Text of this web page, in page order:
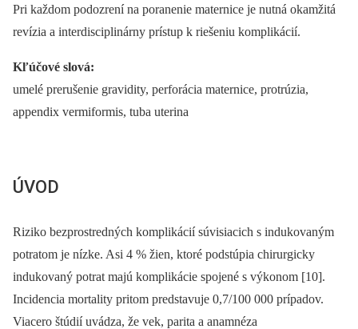
Pri každom podozrení na poranenie maternice je nutná okamžitá
revízia a interdisciplinárny prístup k riešeniu komplikácií.
Kľúčové slová:
umelé prerušenie gravidity, perforácia maternice, protrúzia,
appendix vermiformis, tuba uterina
ÚVOD
Riziko bezprostredných komplikácií súvisiacich s indukovaným
potratom je nízke. Asi 4 % žien, ktoré podstúpia chirurgicky
indukovaný potrat majú komplikácie spojené s výkonom [10].
Incidencia mortality pritom predstavuje 0,7/100 000 prípadov.
Viacero štúdií uvádza, že vek, parita a anamnéza